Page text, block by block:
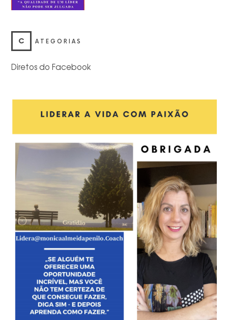
C ATEGORIAS
Diretos do Facebook